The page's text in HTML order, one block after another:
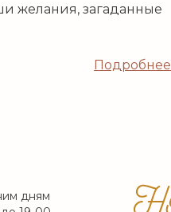
желания, загаданные
Подробнее
дням